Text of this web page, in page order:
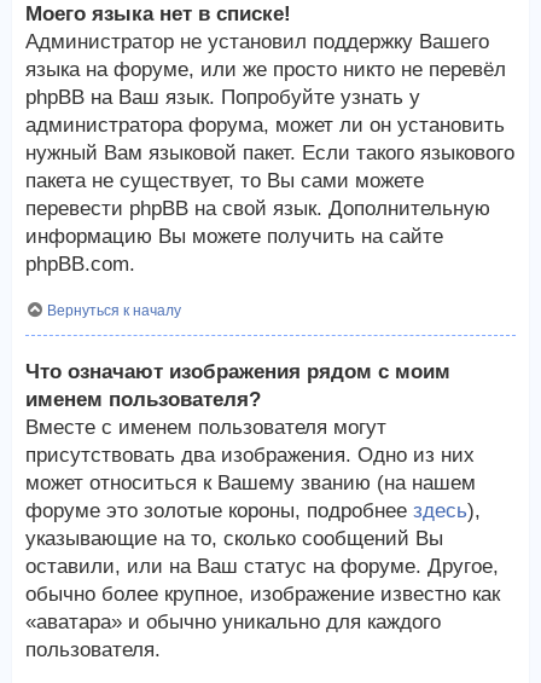
Моего языка нет в списке!
Администратор не установил поддержку Вашего
языка на форуме, или же просто никто не перевёл
phpBB на Ваш язык. Попробуйте узнать у
администратора форума, может ли он установить
нужный Вам языковой пакет. Если такого языкового
пакета не существует, то Вы сами можете
перевести phpBB на свой язык. Дополнительную
информацию Вы можете получить на сайте
phpBB.com.
Вернуться к началу
Что означают изображения рядом с моим
именем пользователя?
Вместе с именем пользователя могут
присутствовать два изображения. Одно из них
может относиться к Вашему званию (на нашем
форуме это золотые короны, подробнее здесь),
указывающие на то, сколько сообщений Вы
оставили, или на Ваш статус на форуме. Другое,
обычно более крупное, изображение известно как
«аватара» и обычно уникально для каждого
пользователя.